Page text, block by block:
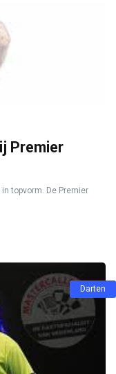
Premier
topvorm. De Premier
Darten